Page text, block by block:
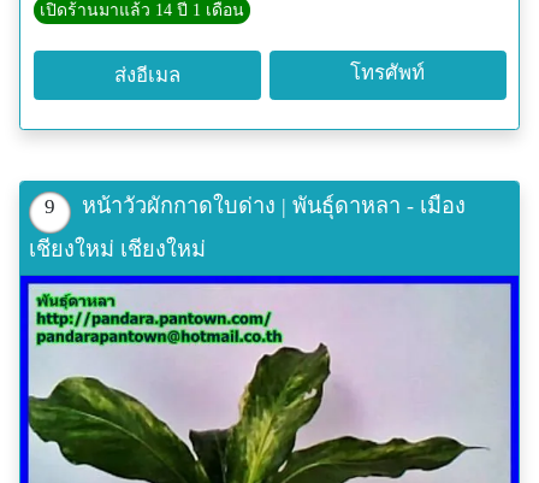
เปิดร้านมาแล้ว 14 ปี 1 เดือน
ส่งอีเมล โทรศัพท์
9
หน้าวัวผักกาดใบด่าง | พันธุ์ดาหลา - เมือง
เชียงใหม่ เชียงใหม่